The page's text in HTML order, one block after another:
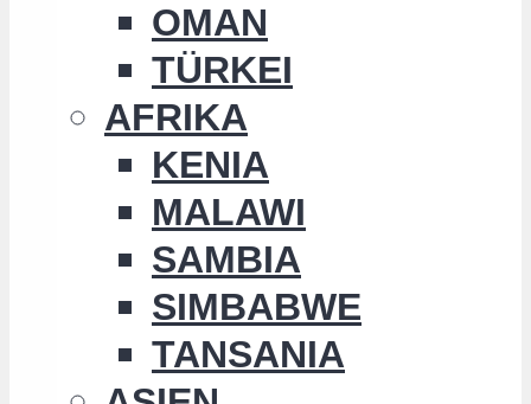
OMAN
TÜRKEI
AFRIKA
KENIA
MALAWI
SAMBIA
SIMBABWE
TANSANIA